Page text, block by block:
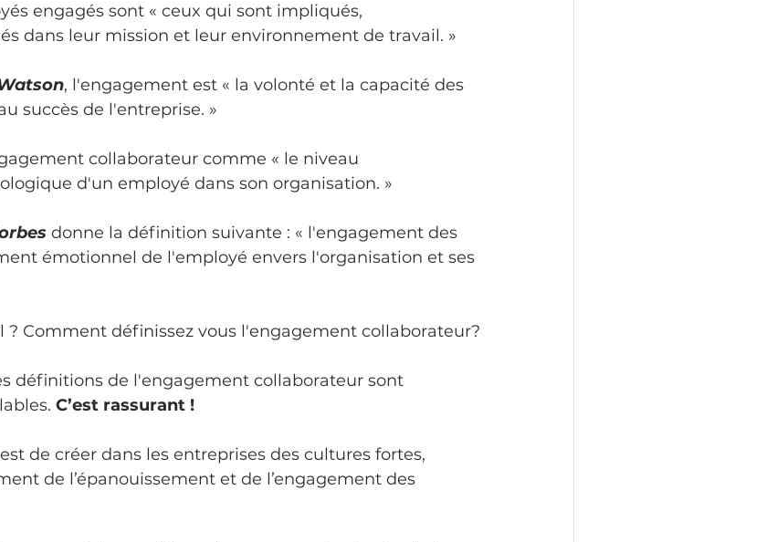
engagés sont « ceux qui sont impliqués,
dans leur mission et leur environnement de travail. »
, l'engagement est « la volonté et la capacité des
succès de l'entreprise. »
collaborateur comme « le niveau
d'un employé dans son organisation. »
donne la définition suivante : « l'engagement des
émotionnel de l'employé envers l'organisation et ses
? Comment définissez vous l'engagement collaborateur?
définitions de l'engagement collaborateur sont
C’est rassurant !
de créer dans les entreprises des cultures fortes,
de l’épanouissement et de l’engagement des